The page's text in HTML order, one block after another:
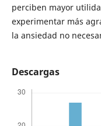
perciben mayor
experimentar más
la ansiedad no
Descargas